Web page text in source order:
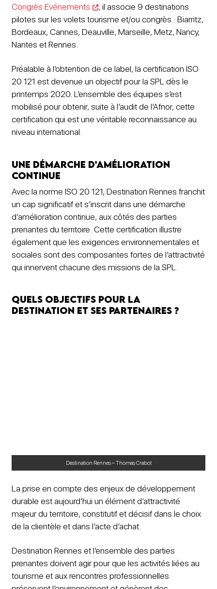
Congrès Evénements
, il associe 9 destinations
pilotes sur les volets tourisme et/ou congrès : Biarritz,
Bordeaux, Cannes, Deauville, Marseille, Metz, Nancy,
Nantes et Rennes.
Préalable à l’obtention de ce label, la certification ISO
20 121 est devenue un objectif pour la SPL dès le
printemps 2020. L’ensemble des équipes s’est
mobilisé pour obtenir, suite à l’audit de l’Afnor, cette
certification qui est une véritable reconnaissance au
niveau international.
Une démarche d’amélioration
continue
Avec la norme ISO 20 121, Destination Rennes franchit
un cap significatif et s’inscrit dans une démarche
d’amélioration continue, aux côtés des parties
prenantes du territoire. Cette certification illustre
également que les exigences environnementales et
sociales sont des composantes fortes de l’attractivité
qui innervent chacune des missions de la SPL.
Quels objectifs pour la
destination et ses partenaires ?
Destination Rennes – Thomas Crabot
La prise en compte des enjeux de développement
durable est aujourd’hui un élément d’attractivité
majeur du territoire, constitutif et décisif dans le choix
de la clientèle et dans l’acte d’achat.
Destination Rennes et l’ensemble des parties
prenantes doivent agir pour que les activités liées au
tourisme et aux rencontres professionnelles